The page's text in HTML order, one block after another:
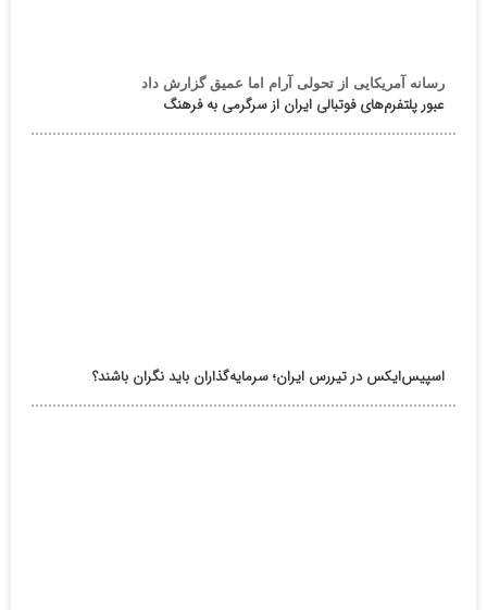
رسانه آمریکایی از تحولی آرام اما عمیق گزارش داد
عبور پلتفرم‌های فوتبالی ایران از سرگرمی به فرهنگ
اسپیس‌ایکس در تیررس ایران؛ سرمایه‌گذاران باید نگران باشند؟